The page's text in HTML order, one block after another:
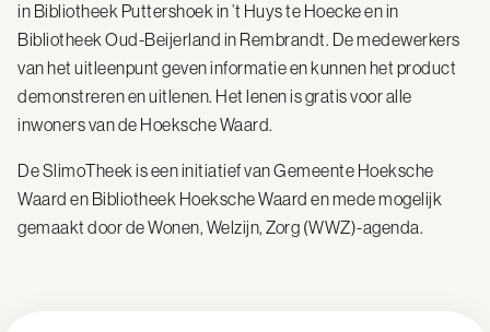
in Bibliotheek Puttershoek in ’t Huys te Hoecke en in
Bibliotheek Oud-Beijerland in Rembrandt. De medewerkers
van het uitleenpunt geven informatie en kunnen het product
demonstreren en uitlenen. Het lenen is gratis voor alle
inwoners van de Hoeksche Waard.
De SlimoTheek is een initiatief van Gemeente Hoeksche
Waard en Bibliotheek Hoeksche Waard en mede mogelijk
gemaakt door de Wonen, Welzijn, Zorg (WWZ)-agenda.